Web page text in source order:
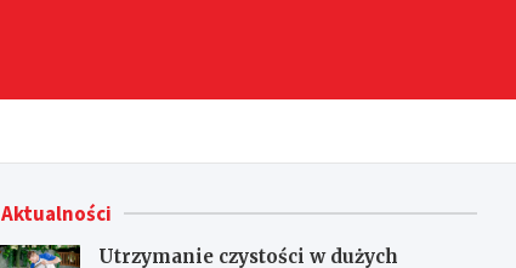
Aktualności
Utrzymanie czystości w dużych